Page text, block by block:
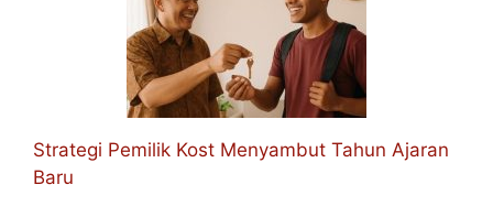
Strategi Pemilik Kost Menyambut Tahun Ajaran
Baru